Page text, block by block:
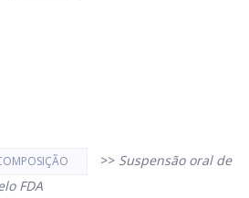
>> Suspensão oral de
FDA